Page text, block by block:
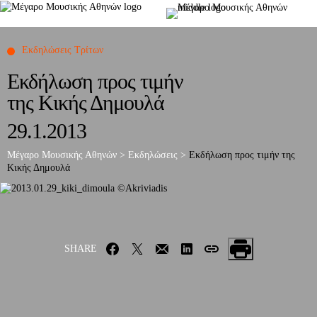
Εκδήλωση προς τιμήν
της Κικής Δημουλά
29.1.2013
Μέγαρο Μουσικής Αθηνών > Εκδηλώσεις > Εκδήλωση προς τιμήν της
Κικής Δημουλά
Εκδηλώσεις Τρίτων
SHARE